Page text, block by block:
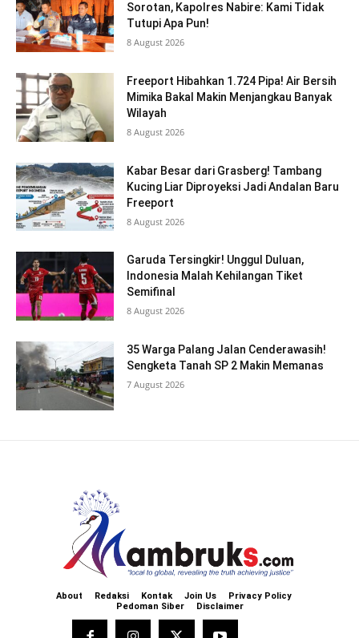
Sorotan, Kapolres Nabire: Kami Tidak
Tutupi Apa Pun!
8 August 2026
Freeport Hibahkan 1.724 Pipa! Air Bersih
Mimika Bakal Makin Menjangkau Banyak
Wilayah
8 August 2026
Kabar Besar dari Grasberg! Tambang
Kucing Liar Diproyeksi Jadi Andalan Baru
Freeport
8 August 2026
Garuda Tersingkir! Unggul Duluan,
Indonesia Malah Kehilangan Tiket
Semifinal
8 August 2026
35 Warga Palang Jalan Cenderawasih!
Sengketa Tanah SP 2 Makin Memanas
7 August 2026
About Redaksi Kontak Join Us
Privacy Policy
Pedoman Siber
Disclaimer